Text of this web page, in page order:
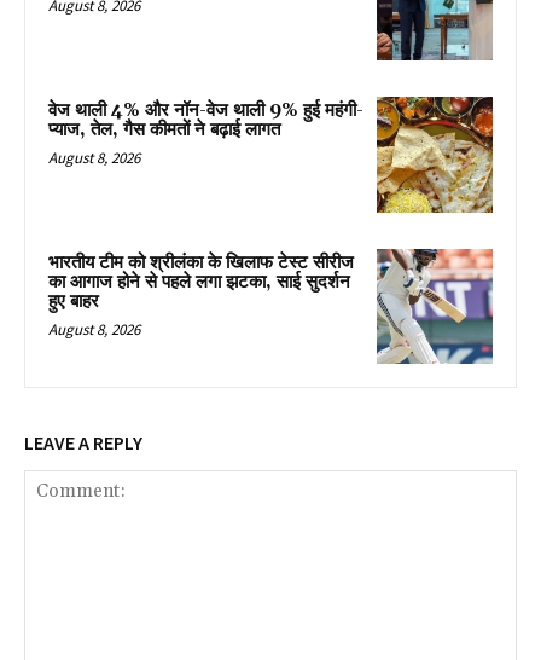
August 8, 2026
वेज थाली 4% और नॉन-वेज थाली 9% हुई महंगी-
प्याज, तेल, गैस कीमतों ने बढ़ाई लागत
August 8, 2026
भारतीय टीम को श्रीलंका के खिलाफ टेस्ट सीरीज
का आगाज होने से पहले लगा झटका, साई सुदर्शन
हुए बाहर
August 8, 2026
LEAVE A REPLY